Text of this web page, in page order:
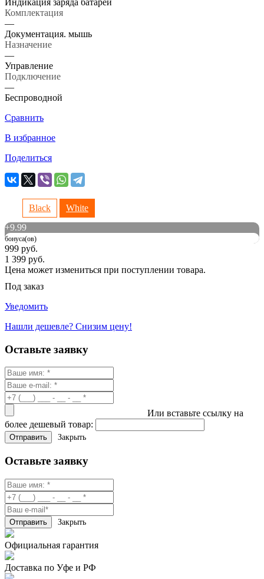
Комплектация
—
Документация. мышь
Назначение
—
Управление
Подключение
—
Беспроводной
Сравнить
В избранное
Поделиться
Black
White
+9.99
бонуса(ов)
999 руб.
1 399 руб.
Цена может измениться при поступлении товара.
Под заказ
Уведомить
Нашли дешевле? Снизим цену!
Оставьте заявку
Или вставьте ссылку на
более дешевый товар:
Закрыть
Оставьте заявку
Закрыть
Официальная гарантия
Доставка по Уфе и РФ